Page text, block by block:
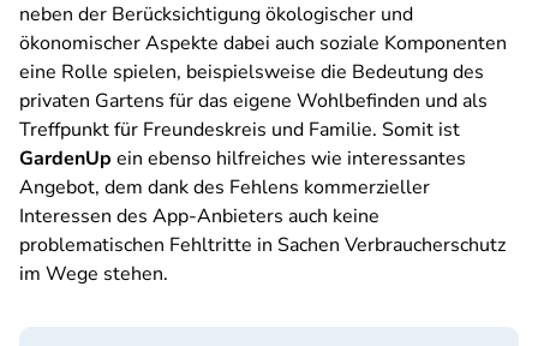
neben der Berücksichtigung ökologischer und
ökonomischer Aspekte dabei auch soziale Komponenten
eine Rolle spielen, beispielsweise die Bedeutung des
privaten Gartens für das eigene Wohlbefinden und als
Treffpunkt für Freundeskreis und Familie. Somit ist
GardenUp ein ebenso hilfreiches wie interessantes
Angebot, dem dank des Fehlens kommerzieller
Interessen des App-Anbieters auch keine
problematischen Fehltritte in Sachen Verbraucherschutz
im Wege stehen.